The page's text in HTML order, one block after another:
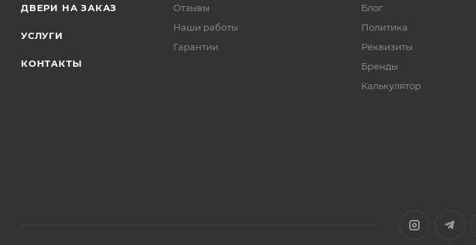
ДВЕРИ НА ЗАКАЗ
УСЛУГИ
КОНТАКТЫ
Отзывы
Наши работы
Гарантии
Блог
Политика
Реквизиты
Бренды
Калькулятор